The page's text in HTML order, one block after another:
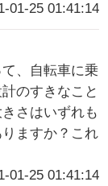
01-25 01:41:14
、自転車に乗
のすきなこと
さはいずれも
ますか？これ
01-25 01:41:14